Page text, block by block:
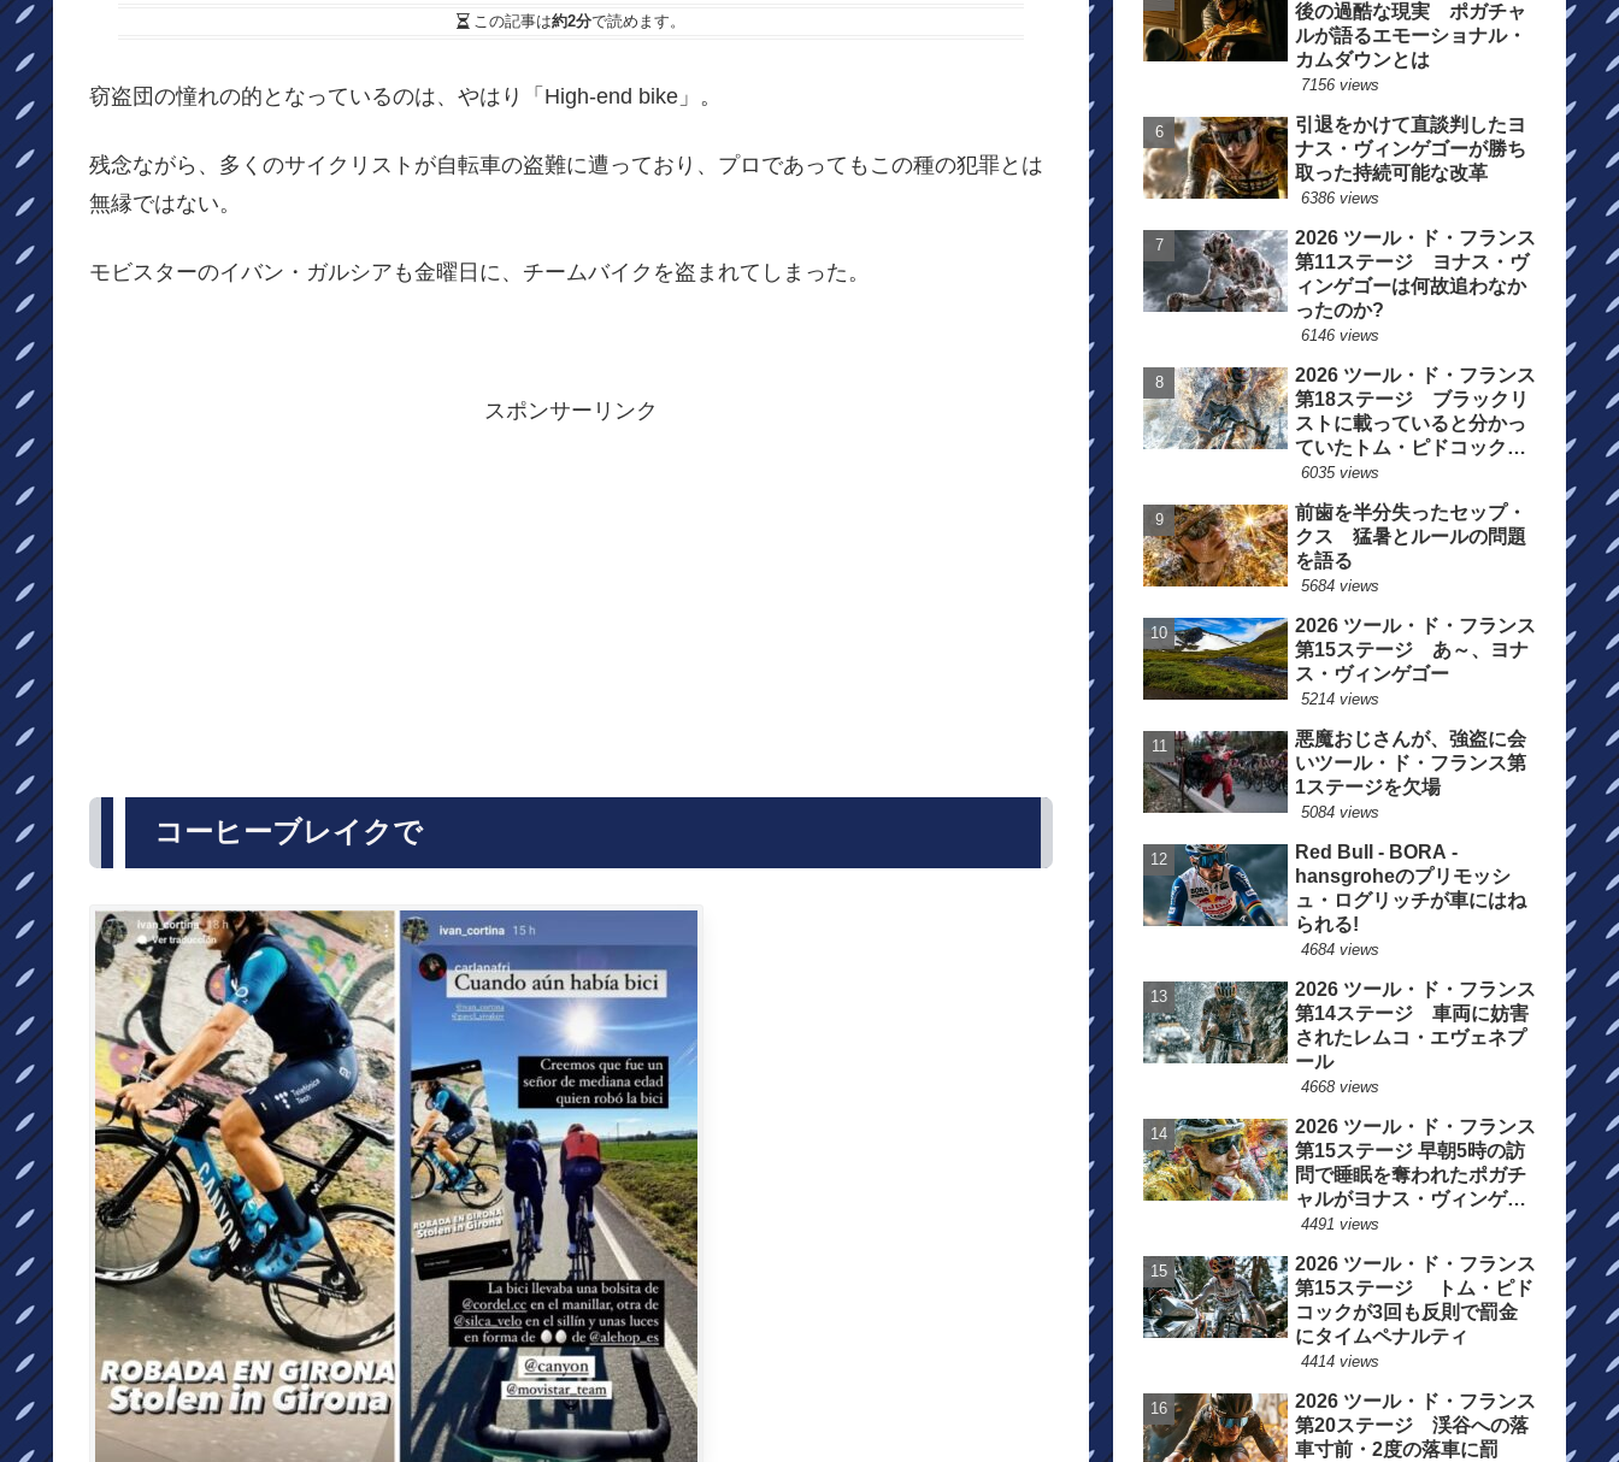
この記事は約2分で読めます。
窃盗団の憧れの的となっているのは、やはり「High-end bike」。
残念ながら、多くのサイクリストが自転車の盗難に遭っており、プロであってもこの種の犯罪とは
無縁ではない。
モビスターのイバン・ガルシアも金曜日に、チームバイクを盗まれてしまった。
スポンサーリンク
コーヒーブレイクで
後の過酷な現実 ポガチャ
ルが語るエモーショナル・
カムダウンとは
7156 views
引退をかけて直談判したヨ
ナス・ヴィンゲゴーが勝ち
取った持続可能な改革
6386 views
2026 ツール・ド・フランス
第11ステージ ヨナス・ヴ
ィンゲゴーは何故追わなか
ったのか?
6146 views
2026 ツール・ド・フランス
第18ステージ ブラックリ
ストに載っていると分かっ
ていたトム・ピドコックは
総合順位死守に
6035 views
前歯を半分失ったセップ・
クス 猛暑とルールの問題
を語る
5684 views
2026 ツール・ド・フランス
第15ステージ あ～、ヨナ
ス・ヴィンゲゴー
5214 views
悪魔おじさんが、強盗に会
いツール・ド・フランス第
1ステージを欠場
5084 views
Red Bull - BORA -
hansgroheのプリモッシ
ュ・ログリッチが車にはね
られる!
4684 views
2026 ツール・ド・フランス
第14ステージ 車両に妨害
されたレムコ・エヴェネプ
ール
4668 views
2026 ツール・ド・フランス
第15ステージ 早朝5時の訪
問で睡眠を奪われたポガチ
ャルがヨナス・ヴィンゲゴ
ーの離脱を惜しむ
4491 views
2026 ツール・ド・フランス
第15ステージ トム・ピド
コックが3回も反則で罰金
にタイムペナルティ
4414 views
2026 ツール・ド・フランス
第20ステージ 渓谷への落
車寸前・2度の落車に罰